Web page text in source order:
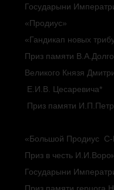
Государыни
«Продиус»
«Гандикап новых
Приз памяти
Великого Князя
Е.И.В. Цесаревича*
Приз памяти
Санкт-
«Большой Продиус С-
Приз в честь
Государыни